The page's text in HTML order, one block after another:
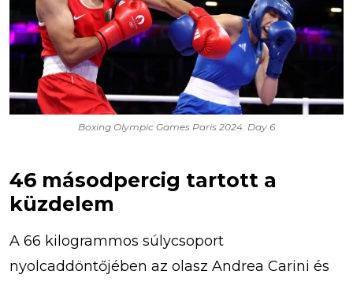
Boxing Olympic Games Paris 2024: Day 6
46 másodpercig tartott a
küzdelem
A 66 kilogrammos súlycsoport
nyolcaddöntőjében az olasz Andrea Carini és